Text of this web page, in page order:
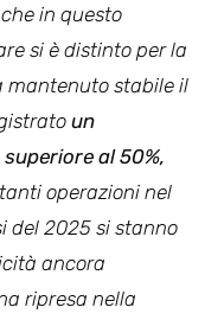
in questo
si è distinto per la
mantenuto stabile il
un
al 50%,
operazioni nel
del 2025 si stanno
ancora
ripresa nella